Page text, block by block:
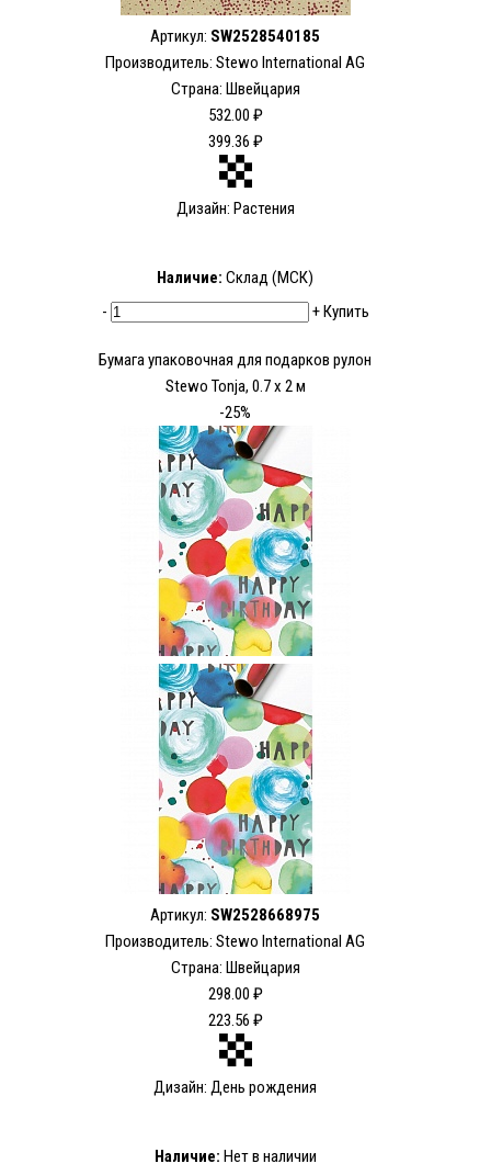
Артикул: SW2528540185
Производитель: Stewo International AG
Страна: Швейцария
532.00 ₽
399.36 ₽
Дизайн: Растения
Наличие: Склад (МСК)
-
+Купить
Бумага упаковочная для подарков рулон
Stewo Tonja, 0.7 x 2 м
-25%
Артикул: SW2528668975
Производитель: Stewo International AG
Страна: Швейцария
298.00 ₽
223.56 ₽
Дизайн: День рождения
Наличие: Нет в наличии